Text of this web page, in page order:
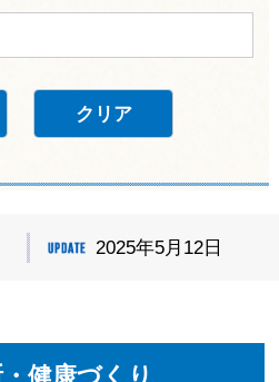
2025年5月12日
健康づくり